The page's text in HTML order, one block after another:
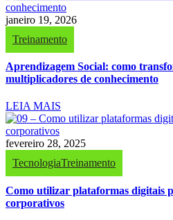
janeiro 19, 2026
Treinamento
Aprendizagem Social: como
multiplicadores de conhecimento
LEIA MAIS
fevereiro 28, 2025
TecnologiaTreinamento
Como utilizar plataformas digitais
corporativos